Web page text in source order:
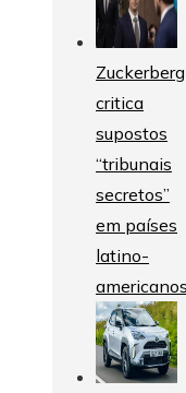
Zuckerberg
critica
supostos
“tribunais
secretos”
em países
latino-
americanos